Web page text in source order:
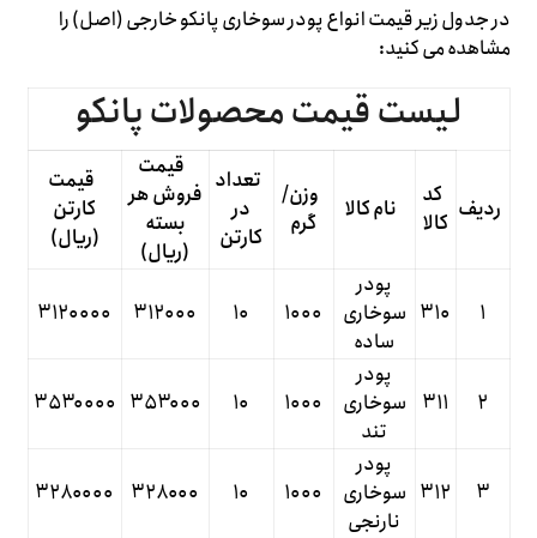
در جدول زیر قیمت انواع پودر سوخاری پانکو خارجی (اصل) را
مشاهده می کنید:
لیست قیمت محصولات پانکو
ردیف کد
کالا
نام کالا
وزن/
گرم
تعداد
در
کارتن
قیمت
فروش هر
بسته
(ریال)
قیمت
کارتن
(ریال)
۱ ۳۱۰
پودر
سوخاری
ساده
۱۰۰۰ ۱۰ ۳۱۲۰۰۰ ۳۱۲۰۰۰۰
۲ ۳۱۱
پودر
سوخاری
تند
۱۰۰۰ ۱۰ ۳۵۳۰۰۰ ۳۵۳۰۰۰۰
۳ ۳۱۲
پودر
سوخاری
نارنجی
۱۰۰۰ ۱۰ ۳۲۸۰۰۰ ۳۲۸۰۰۰۰